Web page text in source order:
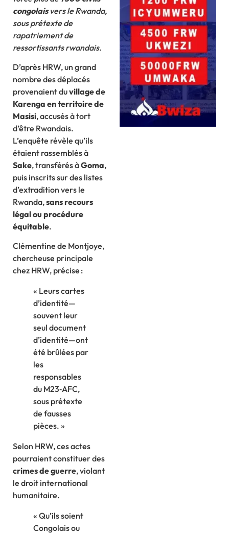
congolaisvers le Rwanda,
sous prétexte de
rapatriement de
ressortissants rwandais.
D’après HRW, un grand
nombre des déplacés
provenaient duvillage de
Karenga en territoire de
Masisi, accusés à tort
d’être Rwandais.
L’enquête révèle qu’ils
étaient rassemblés à
Sake, transférés àGoma,
puis inscrits sur des listes
d’extradition vers le
Rwanda,sans recours
légal ou procédure
équitable.
Clémentine de Montjoye,
chercheuse principale
chez HRW, précise :
« Leurs cartes
d’identité—
souvent leur
seul document
d’identité—ont
été brûlées par
les
responsables
du M23‑AFC,
sous prétexte
de fausses
pièces. »
Selon HRW, ces actes
pourraient constituer des
crimes de guerre, violant
le droit international
humanitaire.
« Qu’ils soient
Congolais ou